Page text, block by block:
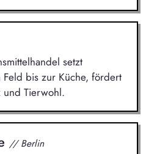
setzt
bis zur Küche, fördert
und Tierwohl.
// Berlin